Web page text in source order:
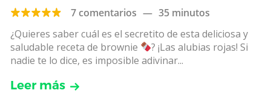
7 comentarios — 35 minutos
¿Quieres saber cuál es el secretito de esta deliciosa y
saludable receta de brownie
? ¡Las alubias rojas! Si
nadie te lo dice, es imposible adivinar...
Leer más